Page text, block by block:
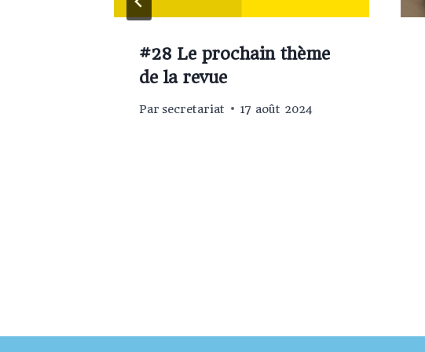
#28 Le prochain thème
de la revue
Par secretariat 17 août 2024